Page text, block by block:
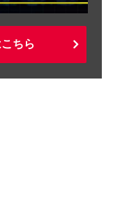
ちら